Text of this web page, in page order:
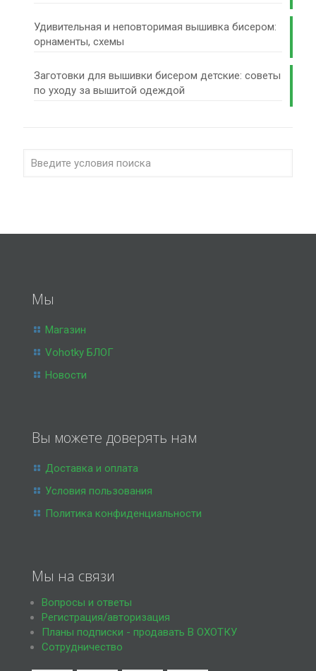
Удивительная и неповторимая вышивка бисером:
орнаменты, схемы
Заготовки для вышивки бисером детские: советы
по уходу за вышитой одеждой
Мы
Магазин
Vohotky БЛОГ
Новости
Вы можете доверять нам
Доставка и оплата
Условия пользования
Политика конфиденциальности
Мы на связи
Вопросы и ответы
Регистрация/авторизация
Планы подписки - продавать В ОХОТКУ
Сотрудничество